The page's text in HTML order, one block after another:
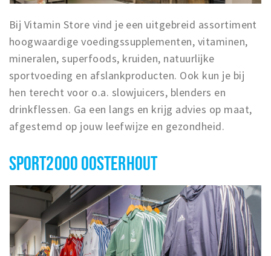
Bij Vitamin Store vind je een uitgebreid assortiment
hoogwaardige voedingssupplementen, vitaminen,
mineralen, superfoods, kruiden, natuurlijke
sportvoeding en afslankproducten. Ook kun je bij
hen terecht voor o.a. slowjuicers, blenders en
drinkflessen. Ga een langs en krijg advies op maat,
afgestemd op jouw leefwijze en gezondheid.
SPORT2000 OOSTERHOUT